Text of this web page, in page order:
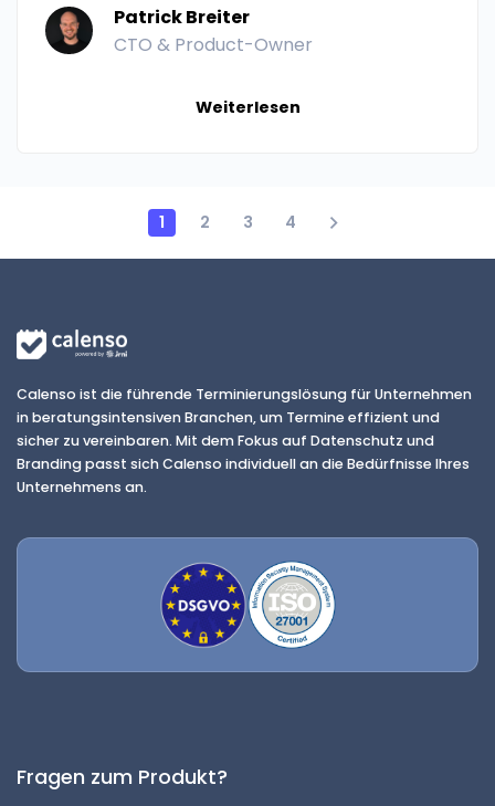
Patrick Breiter
CTO & Product-Owner
Weiterlesen
1 2 3 4
Calenso ist die führende Terminierungslösung für Unternehmen
in beratungsintensiven Branchen, um Termine effizient und
sicher zu vereinbaren. Mit dem Fokus auf Datenschutz und
Branding passt sich Calenso individuell an die Bedürfnisse Ihres
Unternehmens an.
Fragen zum Produkt?